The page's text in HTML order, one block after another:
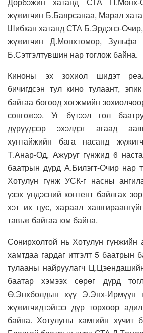
жүжигчин Б.Баярсанаа, Марал
Шибкан хатанд СТА Б.Эрдэнэ-
жүжигчин Д.Мөнхтөмөр, Зульфа
Б.Сэтгэлтүвшин нар тоглож байна.
Киноны эх зохиол шидэт
бичигдсэн тул кино тулаант,
байгаа бөгөөд хөгжмийн
сонгожээ. Уг бүтээл гол
дүрүүдээр эхэлдэг агаад
хунтайжийн бага насанд
Т.Анар-Од, Ажуруг гүнжид 6
баатрын дүрд А.Билэгт-Очир нар
Хотулун гүнж УСК-г насны
үзэх үндэсний контент байлгах
хэт их цус, хараал
тавьж байгаа юм байна.
Сонирхолтой нь Хотулун гүнжийн
хамтдаа гардаг итгэлт 5 баатрын
тулааны найруулагч
баатар хэмээх сөрөг дүрд
Ө.Энхболдын хүү Э.Энх-Ирмүүн
жүжигчидтэйгээ дүр төрхөөр
байна. Хотулуны хамгийн хүчит